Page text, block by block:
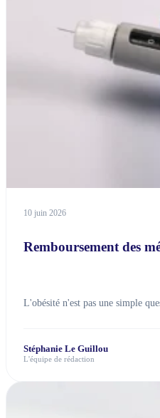
10 juin 2026
Remboursement des
L'obésité n'est pas une simple
Stéphanie Le Guillou
L'équipe de rédaction